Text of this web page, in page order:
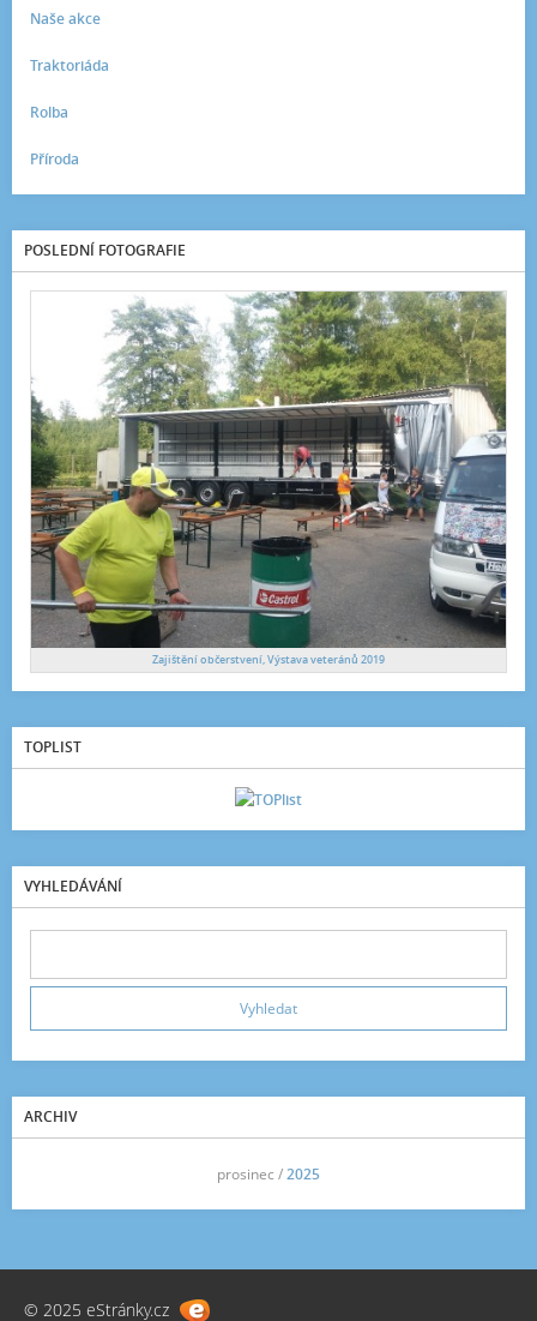
Naše akce
Traktoriáda
Rolba
Příroda
POSLEDNÍ FOTOGRAFIE
Zajištění občerstvení, Výstava veteránů 2019
TOPLIST
VYHLEDÁVÁNÍ
ARCHIV
prosinec /2025
© 2025 eStránky.cz